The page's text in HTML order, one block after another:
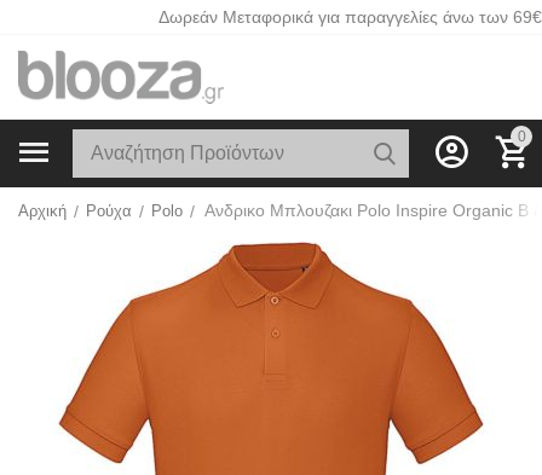
Δωρεάν Μεταφορικά για παραγγελίες άνω των 69€
0
Αρχική / Ρούχα / Polo /